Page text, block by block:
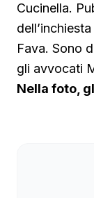
Cucinella.
Fava. Sono
gli avvocati
Nella foto,